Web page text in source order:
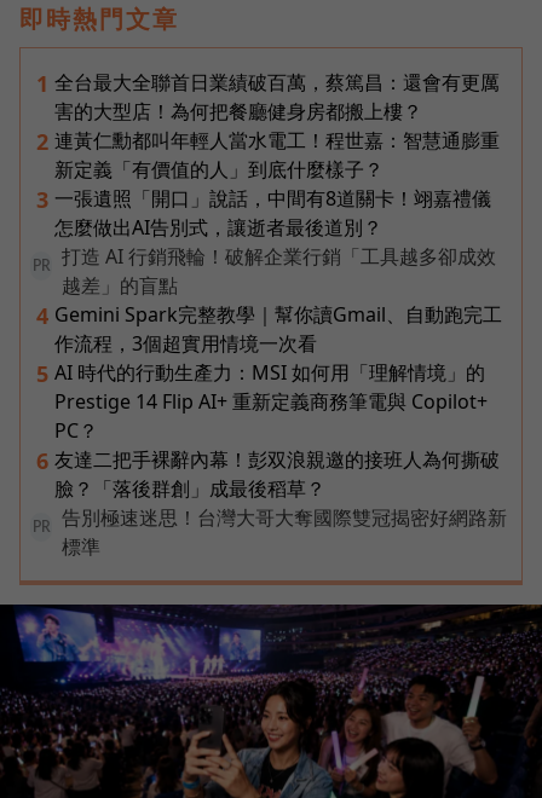
即時熱門文章
1 全台最大全聯首日業績破百萬，蔡篤昌：還會有更厲
害的大型店！為何把餐廳健身房都搬上樓？
2 連黃仁勳都叫年輕人當水電工！程世嘉：智慧通膨重
新定義「有價值的人」到底什麼樣子？
3 一張遺照「開口」說話，中間有8道關卡！翊嘉禮儀
怎麼做出AI告別式，讓逝者最後道別？
PR
打造 AI 行銷飛輪！破解企業行銷「工具越多卻成效
越差」的盲點
4 Gemini Spark完整教學｜幫你讀Gmail、自動跑完工
作流程，3個超實用情境一次看
5 AI 時代的行動生產力：MSI 如何用「理解情境」的
Prestige 14 Flip AI+ 重新定義商務筆電與 Copilot+
PC？
6 友達二把手裸辭內幕！彭双浪親邀的接班人為何撕破
臉？「落後群創」成最後稻草？
PR
告別極速迷思！台灣大哥大奪國際雙冠揭密好網路新
標準